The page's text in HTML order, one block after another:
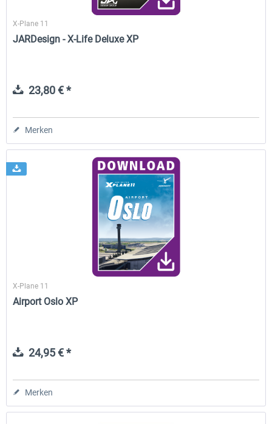
X-Plane 11
JARDesign - X-Life Deluxe XP
23,80 € *
Merken
X-Plane 11
Airport Oslo XP
24,95 € *
Merken